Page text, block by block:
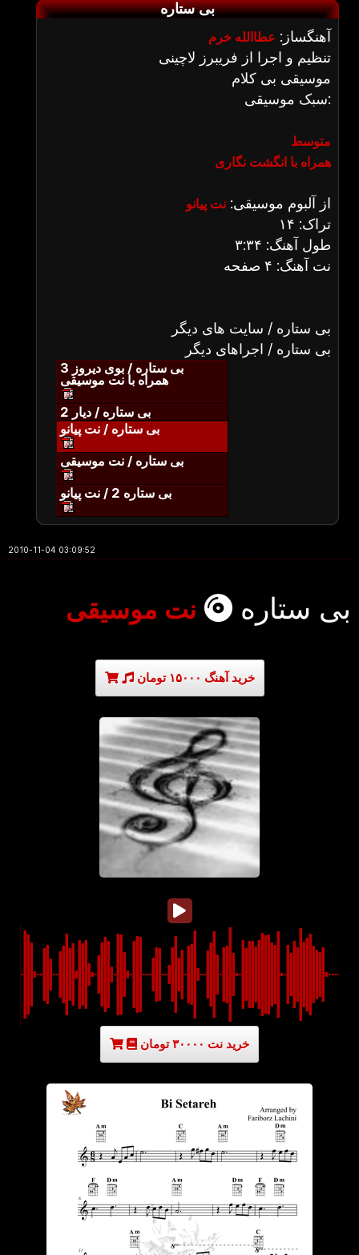
بی ستاره
آهنگساز: عطاالله خرم
تنظیم و اجرا از فریبرز لاچینی
موسیقی بی کلام
سبک موسیقی:
متوسط
همراه با انگشت نگاری
از آلبوم موسیقی: نت پیانو
تراک: ۱۴
طول آهنگ: ۳:۳۴
نت آهنگ: ۴ صفحه
بی ستاره / سایت های دیگر
بی ستاره / اجراهای دیگر
بی ستاره / بوی دیروز 3
همراه با نت موسیقی
بی ستاره / دیار 2
بی ستاره / نت پیانو
بی ستاره / نت موسیقی
بی ستاره 2 / نت پیانو
2010-11-04 03:09:52
بی ستاره نت موسیقی
خرید آهنگ ۱۵۰۰۰ تومان
خرید نت ۳۰۰۰۰ تومان